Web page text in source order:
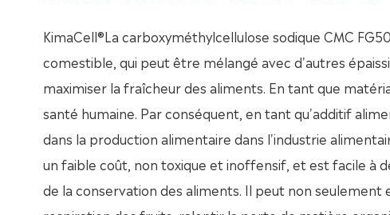
KimaCell®La carboxyméthylcellulose sodique CMC
comestible, qui peut être mélangé avec d'autres
maximiser la fraîcheur des aliments. En tant que
santé humaine. Par conséquent, en tant qu'additif
dans la production alimentaire dans l'industrie
un faible coût, non toxique et inoffensif, et est facile à
de la conservation des aliments. Il peut non